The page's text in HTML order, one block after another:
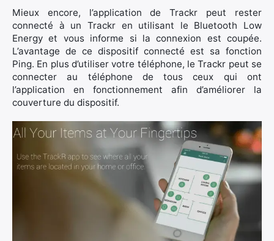
Mieux encore, l’application de Trackr peut rester
connecté à un Trackr en utilisant le Bluetooth Low
Energy et vous informe si la connexion est coupée.
L’avantage de ce dispositif connecté est sa fonction
Ping. En plus d’utiliser votre téléphone, le Trackr peut se
connecter au téléphone de tous ceux qui ont
l’application en fonctionnement afin d’améliorer la
couverture du dispositif.